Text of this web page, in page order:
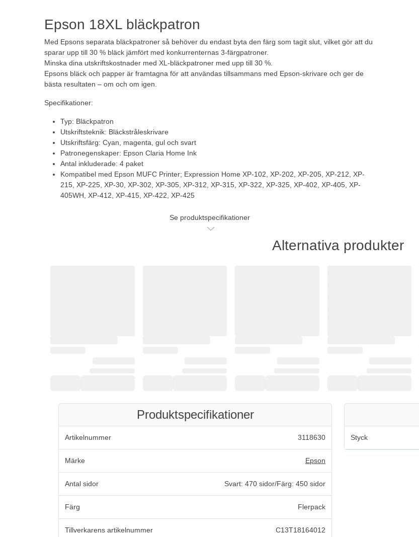
Epson 18XL bläckpatron
Med Epsons separata bläckpatroner så behöver du endast byta den färg som tagit slut, vilket gör att du
sparar upp till 30 % bläck jämfört med konkurrenternas 3-färgpatroner.
Minska dina utskriftskostnader med XL-bläckpatroner med upp till 30 %.
Epsons bläck och papper är framtagna för att användas tillsammans med Epson-skrivare och ger de
bästa resultaten – om och om igen.
Specifikationer:
Typ: Bläckpatron
Utskriftsteknik: Bläckstråleskrivare
Utskriftsfärg: Cyan, magenta, gul och svart
Patronegenskaper: Epson Claria Home Ink
Antal inkluderade: 4 paket
Kompatibel med Epson MUFC Printer; Expression Home XP-102, XP-202, XP-205, XP-212, XP-
215, XP-225, XP-30, XP-302, XP-305, XP-312, XP-315, XP-322, XP-325, XP-402, XP-405, XP-
405WH, XP-412, XP-415, XP-422, XP-425
Se produktspecifikationer
Alternativa produkter
Produktspecifikationer
Artikelnummer 3118630
Märke Epson
Antal sidor Svart: 470 sidor/Färg: 450 sidor
Färg Flerpack
Tillverkarens artikelnummer C13T18164012
Styck